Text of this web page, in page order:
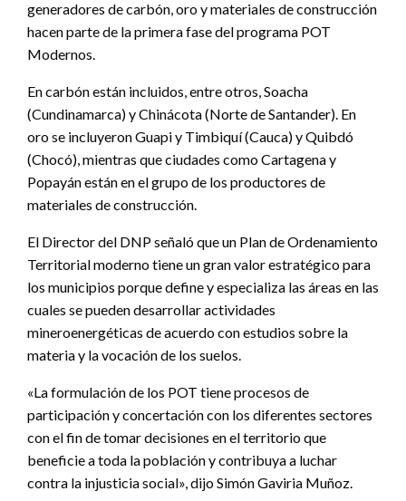
generadores de carbón, oro y materiales de construcción
hacen parte de la primera fase del programa POT
Modernos.
En carbón están incluidos, entre otros, Soacha
(Cundinamarca) y Chinácota (Norte de Santander). En
oro se incluyeron Guapi y Timbiquí (Cauca) y Quibdó
(Chocó), mientras que ciudades como Cartagena y
Popayán están en el grupo de los productores de
materiales de construcción.
El Director del DNP señaló que un Plan de Ordenamiento
Territorial moderno tiene un gran valor estratégico para
los municipios porque define y especializa las áreas en las
cuales se pueden desarrollar actividades
mineroenergéticas de acuerdo con estudios sobre la
materia y la vocación de los suelos.
«La formulación de los POT tiene procesos de
participación y concertación con los diferentes sectores
con el fin de tomar decisiones en el territorio que
beneficie a toda la población y contribuya a luchar
contra la injusticia social», dijo Simón Gaviria Muñoz.